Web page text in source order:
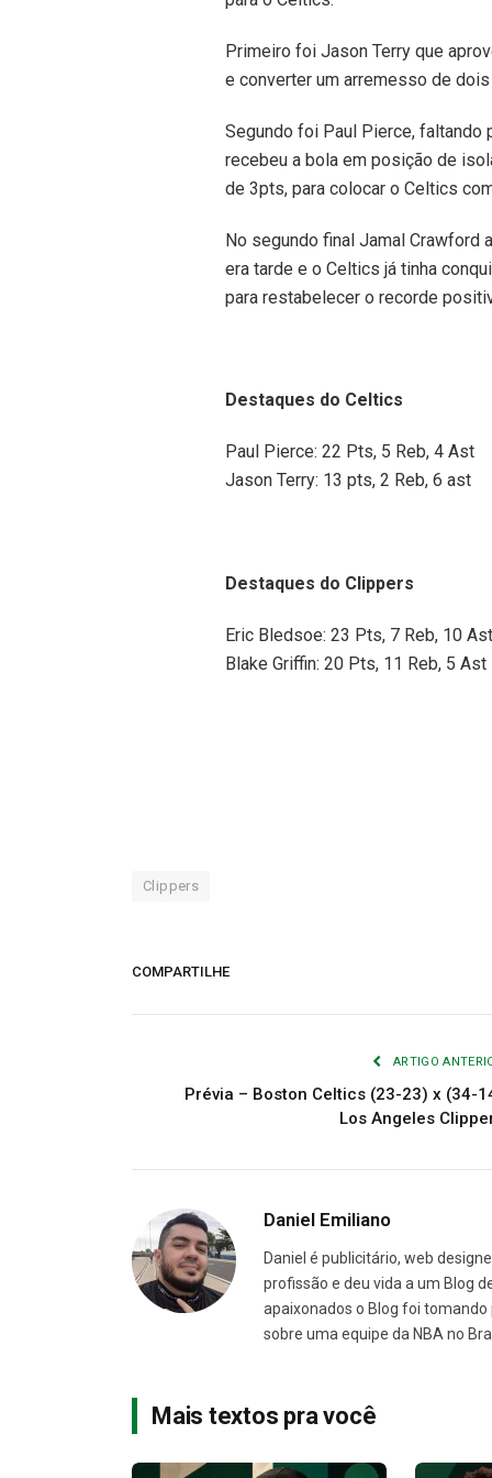
Primeiro foi Jason Terry que
e converter um arremesso de
Segundo foi Paul Pierce, faltando
recebeu a bola em posição de
de 3pts, para colocar o Celtics
No segundo final Jamal Crawford
era tarde e o Celtics já tinha
para restabelecer o recorde
Destaques do Celtics
Paul Pierce: 22 Pts, 5 Reb, 4 Ast
Jason Terry: 13 pts, 2 Reb, 6 ast
Destaques do Clippers
Eric Bledsoe: 23 Pts, 7 Reb, 10 Ast
Blake Griffin: 20 Pts, 11 Reb, 5 Ast
Clippers
COMPARTILHE
ARTIGO
Prévia – Boston Celtics (23-23) x (34-
Los Angeles
Daniel Emiliano
Daniel é publicitário, web
profissão e deu vida a um Blog
apaixonados o Blog foi
sobre uma equipe da NBA no
Mais textos pra você